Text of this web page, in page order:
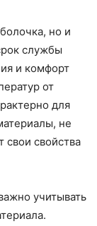
но и
службы
и комфорт
от
для
не
свойства
учитывать